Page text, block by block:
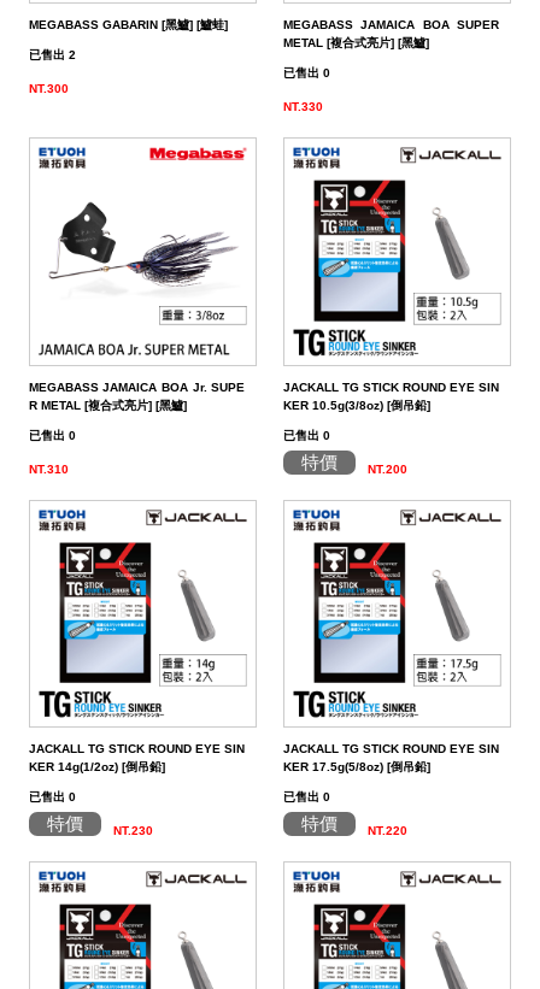
MEGABASS GABARIN [黑鱸] [鱸蛙]
已售出 2
NT.300
MEGABASS JAMAICA BOA SUPER
METAL [複合式亮片] [黑鱸]
已售出 0
NT.330
MEGABASS JAMAICA BOA Jr. SUPE
R METAL [複合式亮片] [黑鱸]
已售出 0
NT.310
JACKALL TG STICK ROUND EYE SIN
KER 10.5g(3/8oz) [倒吊鉛]
已售出 0
特價 NT.200
JACKALL TG STICK ROUND EYE SIN
KER 14g(1/2oz) [倒吊鉛]
已售出 0
特價 NT.230
JACKALL TG STICK ROUND EYE SIN
KER 17.5g(5/8oz) [倒吊鉛]
已售出 0
特價 NT.220